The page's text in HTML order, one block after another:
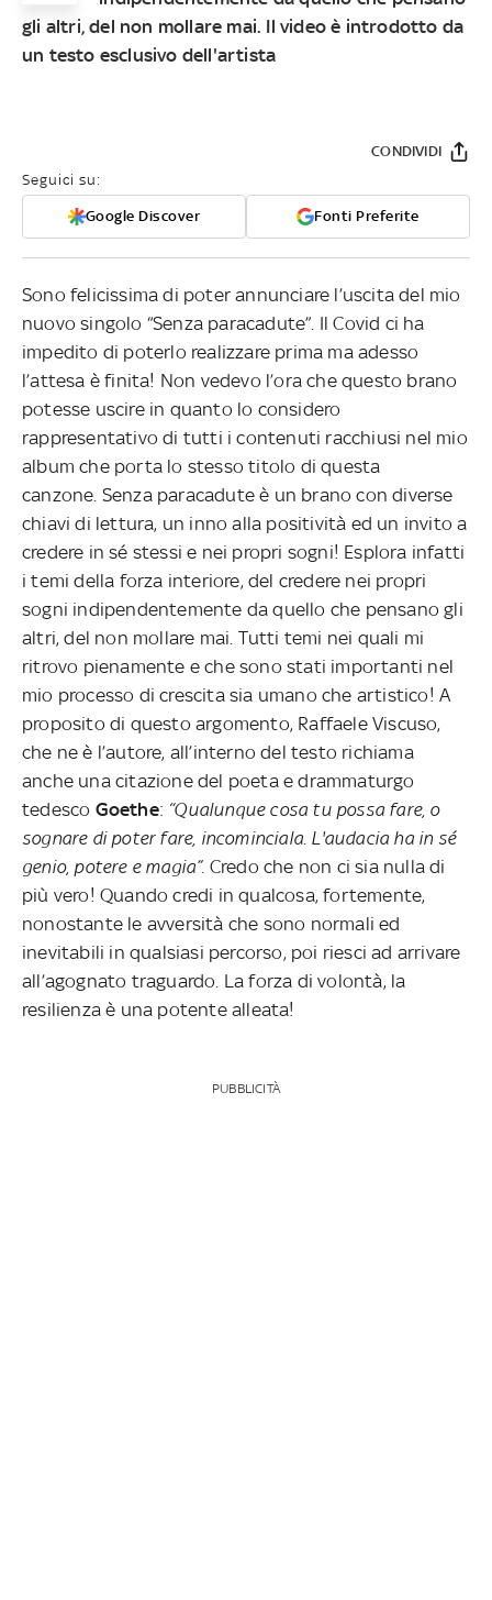
gli altri, del non mollare mai. Il video è introdotto da
un testo esclusivo dell'artista
Seguici su:
Google Discover Fonti Preferite
CONDIVIDI
Sono felicissima di poter annunciare l’uscita del mio
nuovo singolo “Senza paracadute”. Il Covid ci ha
impedito di poterlo realizzare prima ma adesso
l’attesa è finita! Non vedevo l’ora che questo brano
potesse uscire in quanto lo considero
rappresentativo di tutti i contenuti racchiusi nel mio
album che porta lo stesso titolo di questa
canzone. Senza paracadute è un brano con diverse
chiavi di lettura, un inno alla positività ed un invito a
credere in sé stessi e nei propri sogni! Esplora infatti
i temi della forza interiore, del credere nei propri
sogni indipendentemente da quello che pensano gli
altri, del non mollare mai. Tutti temi nei quali mi
ritrovo pienamente e che sono stati importanti nel
mio processo di crescita sia umano che artistico! A
proposito di questo argomento, Raffaele Viscuso,
che ne è l’autore, all’interno del testo richiama
anche una citazione del poeta e drammaturgo
tedesco Goethe: “Qualunque cosa tu possa fare, o
sognare di poter fare, incominciala. L'audacia ha in sé
genio, potere e magia”. Credo che non ci sia nulla di
più vero! Quando credi in qualcosa, fortemente,
nonostante le avversità che sono normali ed
inevitabili in qualsiasi percorso, poi riesci ad arrivare
all’agognato traguardo. La forza di volontà, la
resilienza è una potente alleata!
PUBBLICITÀ